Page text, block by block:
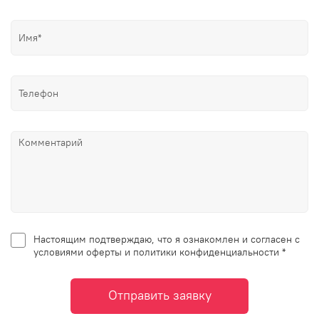
Настоящим подтверждаю, что я ознакомлен и согласен с
условиями оферты и политики конфиденциальности *
Отправить заявку